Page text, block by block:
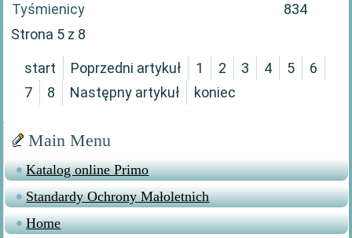
Tyśmienicy
834
Strona 5 z 8
start Poprzedni artykuł 1 2 3 4 5
6
7
8 Następny artykuł koniec
Main Menu
Katalog online Primo
Standardy Ochrony Małoletnich
Home